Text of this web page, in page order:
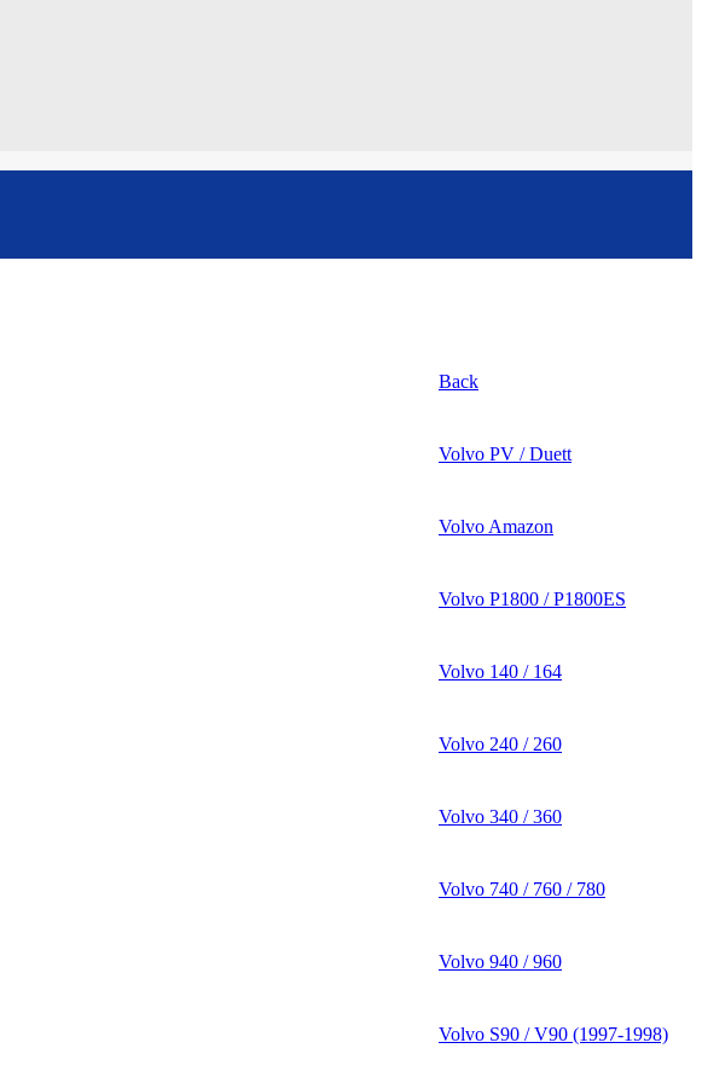
Back
Volvo PV / Duett
Volvo Amazon
Volvo P1800 / P1800ES
Volvo 140 / 164
Volvo 240 / 260
Volvo 340 / 360
Volvo 740 / 760 / 780
Volvo 940 / 960
Volvo S90 / V90 (1997-1998)